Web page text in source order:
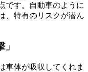
です。自動車のように
、特有のリスクが潜ん
車体が吸収してくれま